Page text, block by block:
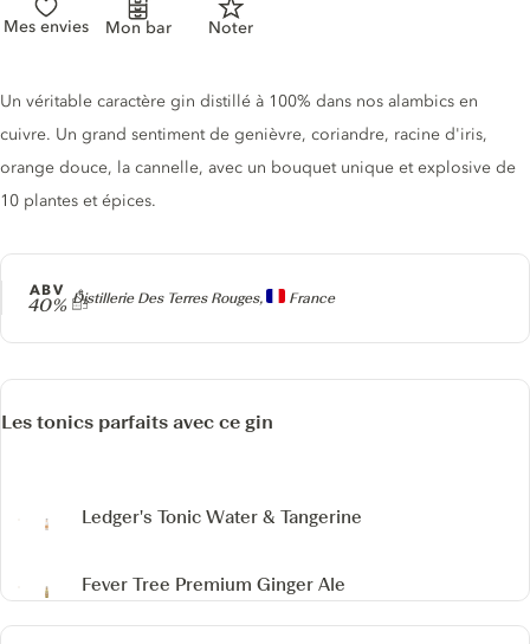
Mes envies Mon bar Noter
Producteur
Distillerie Des Terres Rouges, France
ABV
40%
Description du gin
Un véritable caractère gin distillé à 100% dans nos alambics en
cuivre. Un grand sentiment de genièvre, coriandre, racine d'iris,
orange douce, la cannelle, avec un bouquet unique et explosive de
10 plantes et épices.
Les tonics parfaits avec ce gin
Ledger's Tonic Water & Tangerine
Fever Tree Premium Ginger Ale